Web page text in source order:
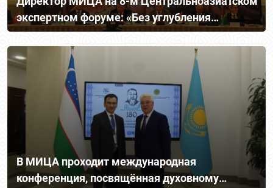
экспертном форуме: «Без углубления
сотрудничества Центральная Азия теряет
миллиарды ежегодно»
В МИЦА проходит международная
конференция, посвящённая духовному